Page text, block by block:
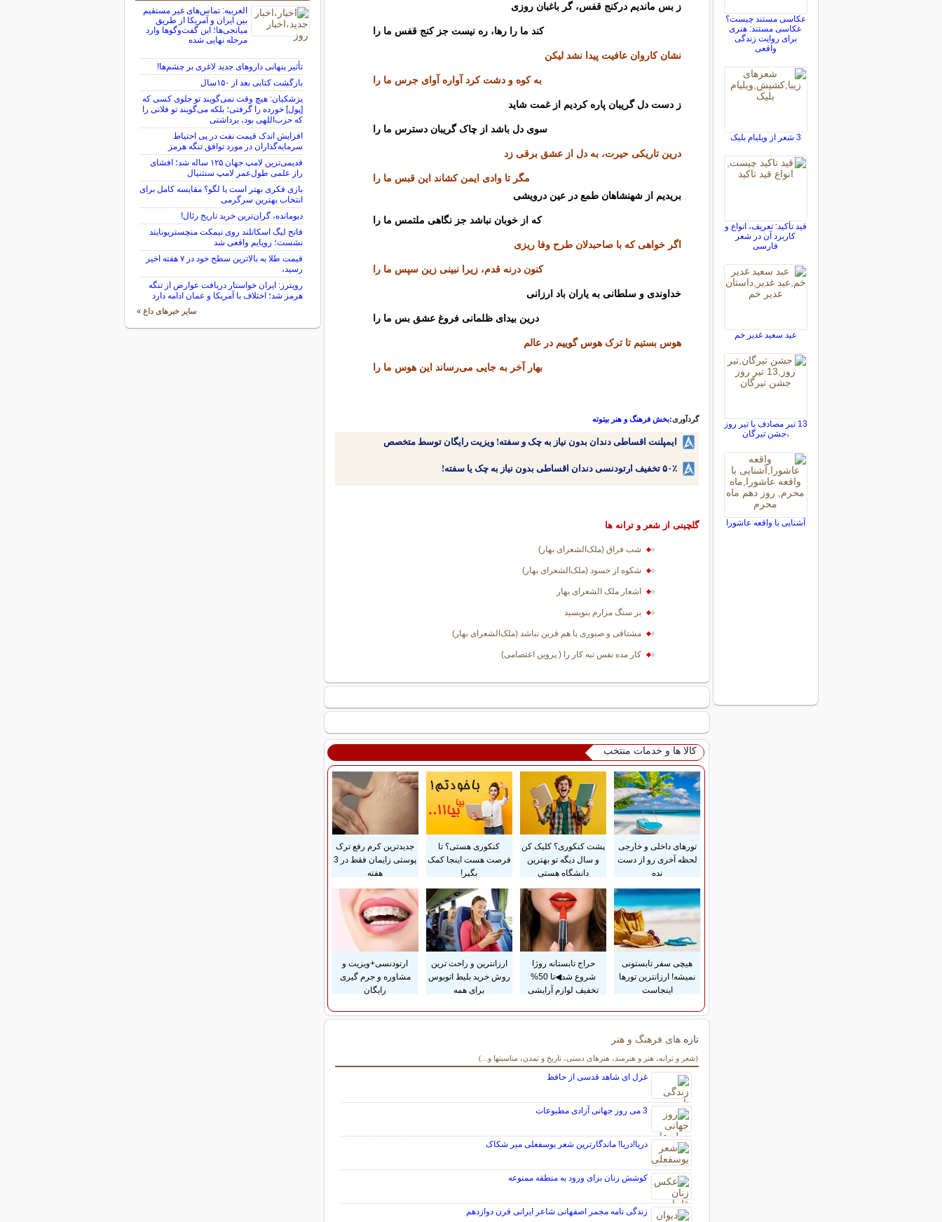
ز بس ماندیم درکنج قفس‌، گر باغبان روزی
کند ما را رها، ره نیست جز کنج قفس ما را
نشان کاروان عافیت پیدا نشد لیکن
به کوه و دشت کرد آواره آوای جرس ما را
ز دست دل گریبان پاره کردیم از غمت شاید
سوی دل باشد از چاک گریبان دسترس ما را
درین تاریکی حیرت‌، به دل از عشق برقی زد
مگر تا وادی ایمن کشاند این قبس ما را
بریدیم از شهنشاهان طمع در عین درویشی
که از خوبان نباشد جز نگاهی ملتمس ما را
اگر خواهی که با صاحبدلان طرح وفا ریزی
کنون درنه قدم‌، زیرا نبینی زین سپس ما را
خداوندی و سلطانی به یاران باد ارزانی
درین بیدای ظلمانی فروغ عشق بس ما را
هوس بستیم تا ترک هوس گوییم در عالم
بهار آخر به جایی می‌رساند این هوس ما را
گردآوری:بخش فرهنگ و هنر بیتوته
ایمپلنت اقساطی دندان بدون نیاز به چک و سفته! ویزیت رایگان توسط متخصص
۵۰٪ تخفیف ارتودنسی دندان اقساطی بدون نیاز به چک یا سفته!
گلچینی از شعر و ترانه ها
شب فراق (ملک‌الشعرای بهار)
شکوه از حسود (ملک‌الشعرای بهار)
اشعار ملک الشعرای بهار
بر سنگ مزارم بنویسید
مشتاقی و صبوری با هم قرین نباشد (ملک‌الشعرای بهار)
کار مده نفس تبه کار را ( پروین اعتصامی)
کالا ها و خدمات منتخب
تورهای داخلی و خارجی
لحظه آخری رو از دست
نده
پشت کنکوری؟ کلیک کن
و سال دیگه تو بهترین
دانشگاه هستی
کنکوری هستی؟ تا
فرصت هست اینجا کمک
بگیر!
جدیدترین کرم رفع ترک
پوستی زایمان فقط در 3
هفته
هیچی سفر تابستونی
نمیشه! ارزانترین تورها
اینجاست
حراج تابستانه روژا
شروع شد◀تا 50%
تخفیف لوازم آرایشی
ارزانترین و راحت ترین
روش خرید بلیط اتوبوس
برای همه
ارتودنسی+ویزیت و
مشاوره و جرم گیری
رایگان
تازه های فرهنگ و هنر
(شعر و ترانه، هنر و هنرمند، هنرهای دستی، تاریخ و تمدن، مناسبتها و...)
سایر مطالب فرهنگ و هنر
غزل ای شاهد قدسی از حافظ
3 می روز جهانی آزادی مطبوعات
دریا!دریا! ماندگارترین شعر یوسفعلی میر شکاک
کوشش زنان برای ورود به منطقه ممنوعه
زندگی نامه مجمر اصفهانی شاعر ایرانی قرن دوازدهم
عکاسی مستند چیست؟
عکاسی مستند: هنری
برای روایت زندگی
واقعی
3 شعر از ویلیام بلیک
قید تأکید: تعریف، انواع و
کاربرد آن در شعر
فارسی
عید سعید غدیر خم
13 تیر مصادف با تیر روز
،جشن تیرگان
آشنایی با واقعه عاشورا
العربیه: تماس‌های غیر مستقیم
بین ایران و آمریکا از طریق
میانجی‌ها؛ این گفت‌و‌گو‌ها وارد
مرحله نهایی شده
تأثیر پنهانی داروهای جدید لاغری بر چشم‌ها!
بازگشت کتابی بعد از ۱۵۰سال
پزشکیان: هیچ وقت نمی‌گویند تو جلوی کسی که
[پول] خورده را گرفتی؛ بلکه می‌گویند تو فلانی را
که حزب‌اللهی بود، برداشتی
افزایش اندک قیمت نفت در پی احتیاط
سرمایه‌گذاران در مورد توافق تنگه هرمز
قدیمی‌ترین لامپ جهان ۱۲۵ ساله شد؛ افشای
راز علمی طول‌عمر لامپ سنتنیال
بازی فکری بهتر است یا لگو؟ مقایسه کامل برای
انتخاب بهترین سرگرمی
دیومانده، گران‌ترین خرید تاریخ رئال!
فاتح لیگ اسکاتلند روی نیمکت منچستریونایتد
نشست؛ رویایم واقعی شد
قیمت طلا به بالاترین سطح خود در ۷ هفته اخیر
رسید،
رویترز: ایران خواستار دریافت عوارض از تنگه
هرمز شد؛ اختلاف با آمریکا و عمان ادامه دارد
سایر خبرهای داغ »